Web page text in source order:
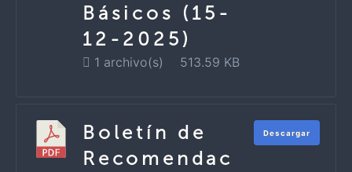
Básicos (15-
12-2025)
1 archivo(s) 513.59 KB
Boletín de
Recomendac
Descargar